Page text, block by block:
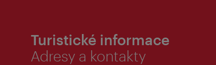
Turistické informace
Adresy a kontakty